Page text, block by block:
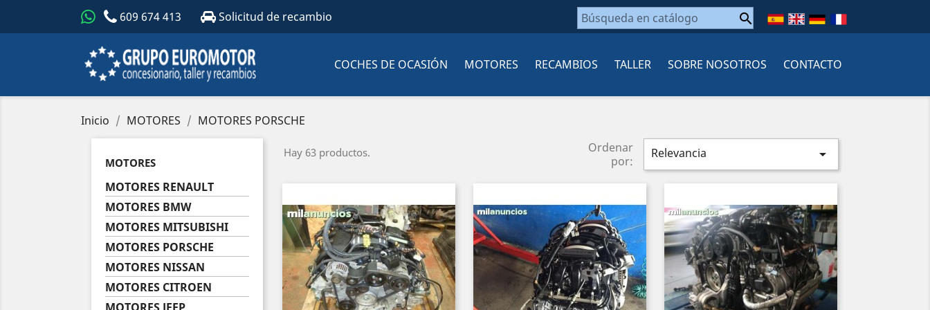
609 674 413 Solicitud de recambio 
COCHES DE OCASIÓN MOTORES RECAMBIOS TALLER SOBRE NOSOTROS CONTACTO
Inicio MOTORES MOTORES PORSCHE
MOTORES
MOTORES RENAULT
MOTORES BMW
MOTORES MITSUBISHI
MOTORES PORSCHE
MOTORES NISSAN
MOTORES CITROEN
Hay 63 productos.
Ordenar
por:
Relevancia 